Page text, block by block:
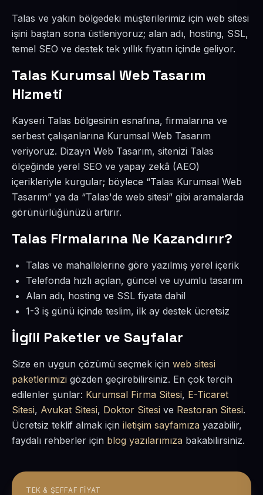
Talas ve yakın bölgedeki müşterilerimiz için web sitesi
işini baştan sona üstleniyoruz; alan adı, hosting, SSL,
temel SEO ve destek tek yıllık fiyatın içinde geliyor.
Talas Kurumsal Web Tasarım
Hizmeti
Kayseri Talas bölgesinin esnafına, firmalarına ve
serbest çalışanlarına Kurumsal Web Tasarım
veriyoruz. Dizayn Web Tasarım, sitenizi Talas
ölçeğinde yerel SEO ve yapay zekâ (AEO)
içerikleriyle kurgular; böylece “Talas Kurumsal Web
Tasarım” ya da “Talas'de web sitesi” gibi aramalarda
görünürlüğünüzü artırır.
Talas Firmalarına Ne Kazandırır?
Talas ve mahallelerine göre yazılmış yerel içerik
Telefonda hızlı açılan, güncel ve uyumlu tasarım
Alan adı, hosting ve SSL fiyata dahil
1-3 iş günü içinde teslim, ilk ay destek ücretsiz
İlgili Paketler ve Sayfalar
Size en uygun çözümü seçmek için web sitesi
paketlerimizi gözden geçirebilirsiniz. En çok tercih
edilenler şunlar: Kurumsal Firma Sitesi, E-Ticaret
Sitesi, Avukat Sitesi, Doktor Sitesi ve Restoran Sitesi.
Ücretsiz teklif almak için iletişim sayfamıza yazabilir,
faydalı rehberler için blog yazılarımıza bakabilirsiniz.
TEK & ŞEFFAF FIYAT